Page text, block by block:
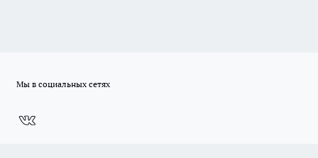
Мы в социальных сетях